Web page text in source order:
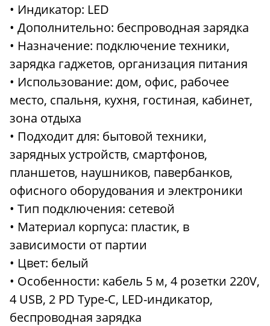
• Индикатор: LED
• Дополнительно: беспроводная зарядка
• Назначение: подключение техники,
зарядка гаджетов, организация питания
• Использование: дом, офис, рабочее
место, спальня, кухня, гостиная, кабинет,
зона отдыха
• Подходит для: бытовой техники,
зарядных устройств, смартфонов,
планшетов, наушников, павербанков,
офисного оборудования и электроники
• Тип подключения: сетевой
• Материал корпуса: пластик, в
зависимости от партии
• Цвет: белый
• Особенности: кабель 5 м, 4 розетки 220V,
4 USB, 2 PD Type-C, LED-индикатор,
беспроводная зарядка